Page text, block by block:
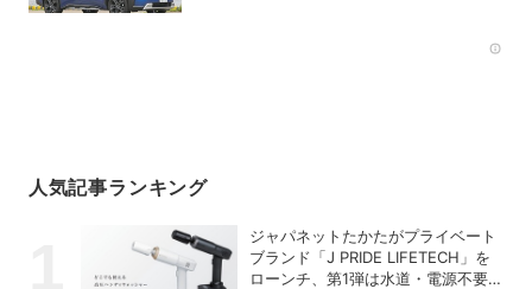
人気記事ランキング
ジャパネットたかたがプライベート
ブランド「J PRIDE LIFETECH」を
ローンチ、第1弾は水道・電源不要